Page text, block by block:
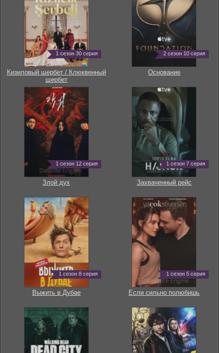
1 сезон 30 серия
Кизиловый щербет / Клюквенный
щербет
2 сезон 10 серия
Основание
1 сезон 12 серия
Злой дух
1 сезон 7 серия
Захваченный рейс
1 сезон 8 серия
Выжить в Дубае
1 сезон 5 серия
Если сильно полюбишь